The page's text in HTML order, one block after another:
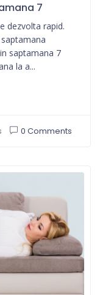
7
dezvolta rapid.
saptamana 7
la a...
0 Comments